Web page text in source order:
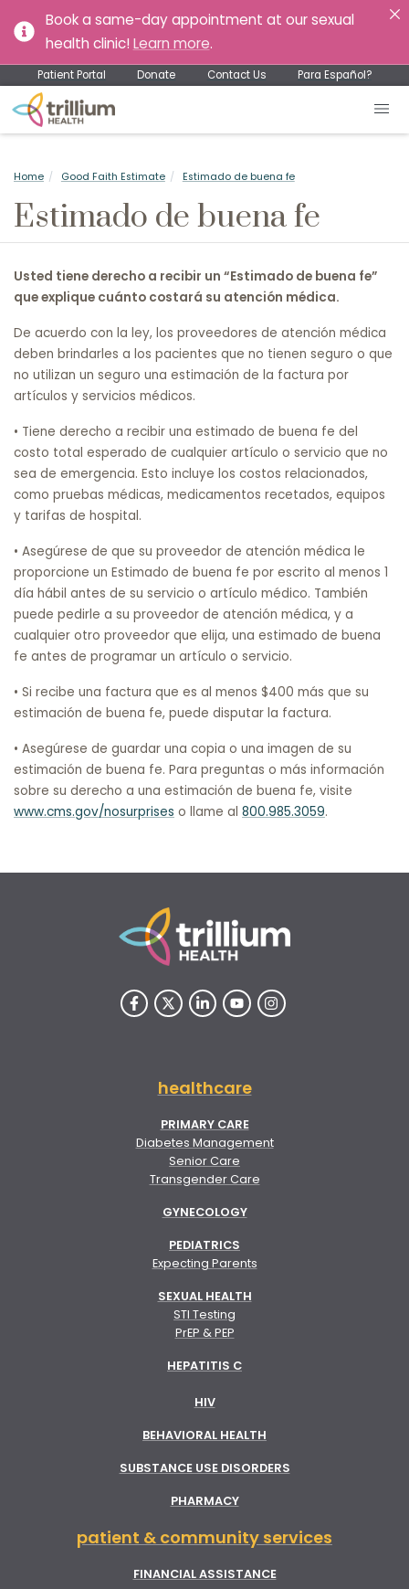
Book a same-day appointment at our sexual
health clinic! Learn more.
Patient Portal Donate Contact Us Para Español?
Home Good Faith Estimate Estimado de buena fe
Estimado de buena fe
Usted tiene derecho a recibir un “Estimado de buena fe”
que explique cuánto costará su atención médica.
De acuerdo con la ley, los proveedores de atención médica
deben brindarles a los pacientes que no tienen seguro o que
no utilizan un seguro una estimación de la factura por
artículos y servicios médicos.
• Tiene derecho a recibir una estimado de buena fe del
costo total esperado de cualquier artículo o servicio que no
sea de emergencia. Esto incluye los costos relacionados,
como pruebas médicas, medicamentos recetados, equipos
y tarifas de hospital.
• Asegúrese de que su proveedor de atención médica le
proporcione un Estimado de buena fe por escrito al menos 1
día hábil antes de su servicio o artículo médico. También
puede pedirle a su proveedor de atención médica, y a
cualquier otro proveedor que elija, una estimado de buena
fe antes de programar un artículo o servicio.
• Si recibe una factura que es al menos $400 más que su
estimación de buena fe, puede disputar la factura.
• Asegúrese de guardar una copia o una imagen de su
estimación de buena fe. Para preguntas o más información
sobre su derecho a una estimación de buena fe, visite
www.cms.gov/nosurprises o llame al 800.985.3059.
healthcare
PRIMARY CARE
Diabetes Management
Senior Care
Transgender Care
GYNECOLOGY
PEDIATRICS
Expecting Parents
SEXUAL HEALTH
STI Testing
PrEP & PEP
HEPATITIS C
HIV
BEHAVIORAL HEALTH
SUBSTANCE USE DISORDERS
PHARMACY
patient & community services
FINANCIAL ASSISTANCE